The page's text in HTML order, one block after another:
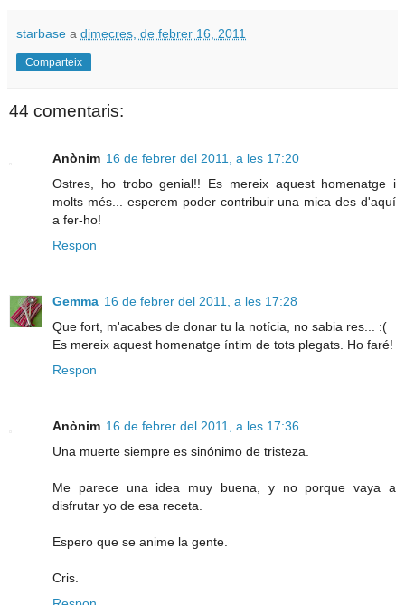
starbase a dimecres, de febrer 16, 2011
Comparteix
44 comentaris:
Anònim 16 de febrer del 2011, a les 17:20
Ostres, ho trobo genial!! Es mereix aquest homenatge i
molts més... esperem poder contribuir una mica des d'aquí
a fer-ho!
Respon
Gemma 16 de febrer del 2011, a les 17:28
Que fort, m'acabes de donar tu la notícia, no sabia res... :(
Es mereix aquest homenatge íntim de tots plegats. Ho faré!
Respon
Anònim 16 de febrer del 2011, a les 17:36
Una muerte siempre es sinónimo de tristeza.
Me parece una idea muy buena, y no porque vaya a
disfrutar yo de esa receta.
Espero que se anime la gente.
Cris.